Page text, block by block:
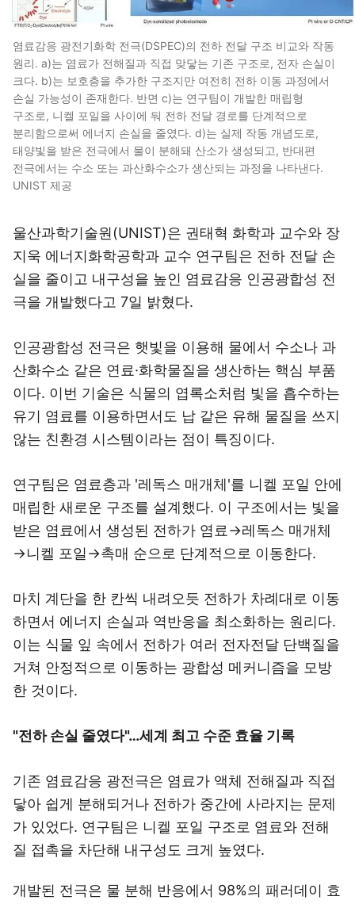
염료감응 광전기화학 전극(DSPEC)의 전하 전달 구조 비교와 작동
원리. a)는 염료가 전해질과 직접 맞닿는 기존 구조로, 전자 손실이
크다. b)는 보호층을 추가한 구조지만 여전히 전하 이동 과정에서
손실 가능성이 존재한다. 반면 c)는 연구팀이 개발한 매립형
구조로, 니켈 포일을 사이에 둬 전하 전달 경로를 단계적으로
분리함으로써 에너지 손실을 줄였다. d)는 실제 작동 개념도로,
태양빛을 받은 전극에서 물이 분해돼 산소가 생성되고, 반대편
전극에서는 수소 또는 과산화수소가 생산되는 과정을 나타낸다.
UNIST 제공
울산과학기술원(UNIST)은 권태혁 화학과 교수와 장
지욱 에너지화학공학과 교수 연구팀은 전하 전달 손
실을 줄이고 내구성을 높인 염료감응 인공광합성 전
극을 개발했다고 7일 밝혔다.
인공광합성 전극은 햇빛을 이용해 물에서 수소나 과
산화수소 같은 연료·화학물질을 생산하는 핵심 부품
이다. 이번 기술은 식물의 엽록소처럼 빛을 흡수하는
유기 염료를 이용하면서도 납 같은 유해 물질을 쓰지
않는 친환경 시스템이라는 점이 특징이다.
연구팀은 염료층과 '레독스 매개체'를 니켈 포일 안에
매립한 새로운 구조를 설계했다. 이 구조에서는 빛을
받은 염료에서 생성된 전하가 염료→레독스 매개체
→니켈 포일→촉매 순으로 단계적으로 이동한다.
마치 계단을 한 칸씩 내려오듯 전하가 차례대로 이동
하면서 에너지 손실과 역반응을 최소화하는 원리다.
이는 식물 잎 속에서 전하가 여러 전자전달 단백질을
거쳐 안정적으로 이동하는 광합성 메커니즘을 모방
한 것이다.
"전하 손실 줄였다"…세계 최고 수준 효율 기록
기존 염료감응 광전극은 염료가 액체 전해질과 직접
닿아 쉽게 분해되거나 전하가 중간에 사라지는 문제
가 있었다. 연구팀은 니켈 포일 구조로 염료와 전해
질 접촉을 차단해 내구성도 크게 높였다.
개발된 전극은 물 분해 반응에서 98%의 패러데이 효